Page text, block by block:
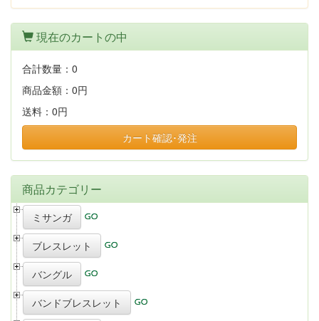
現在のカートの中
合計数量： 0
商品金額： 0円
送料： 0円
カート確認･発注
商品カテゴリー
ミサンガ
ブレスレット
バングル
バンドブレスレット